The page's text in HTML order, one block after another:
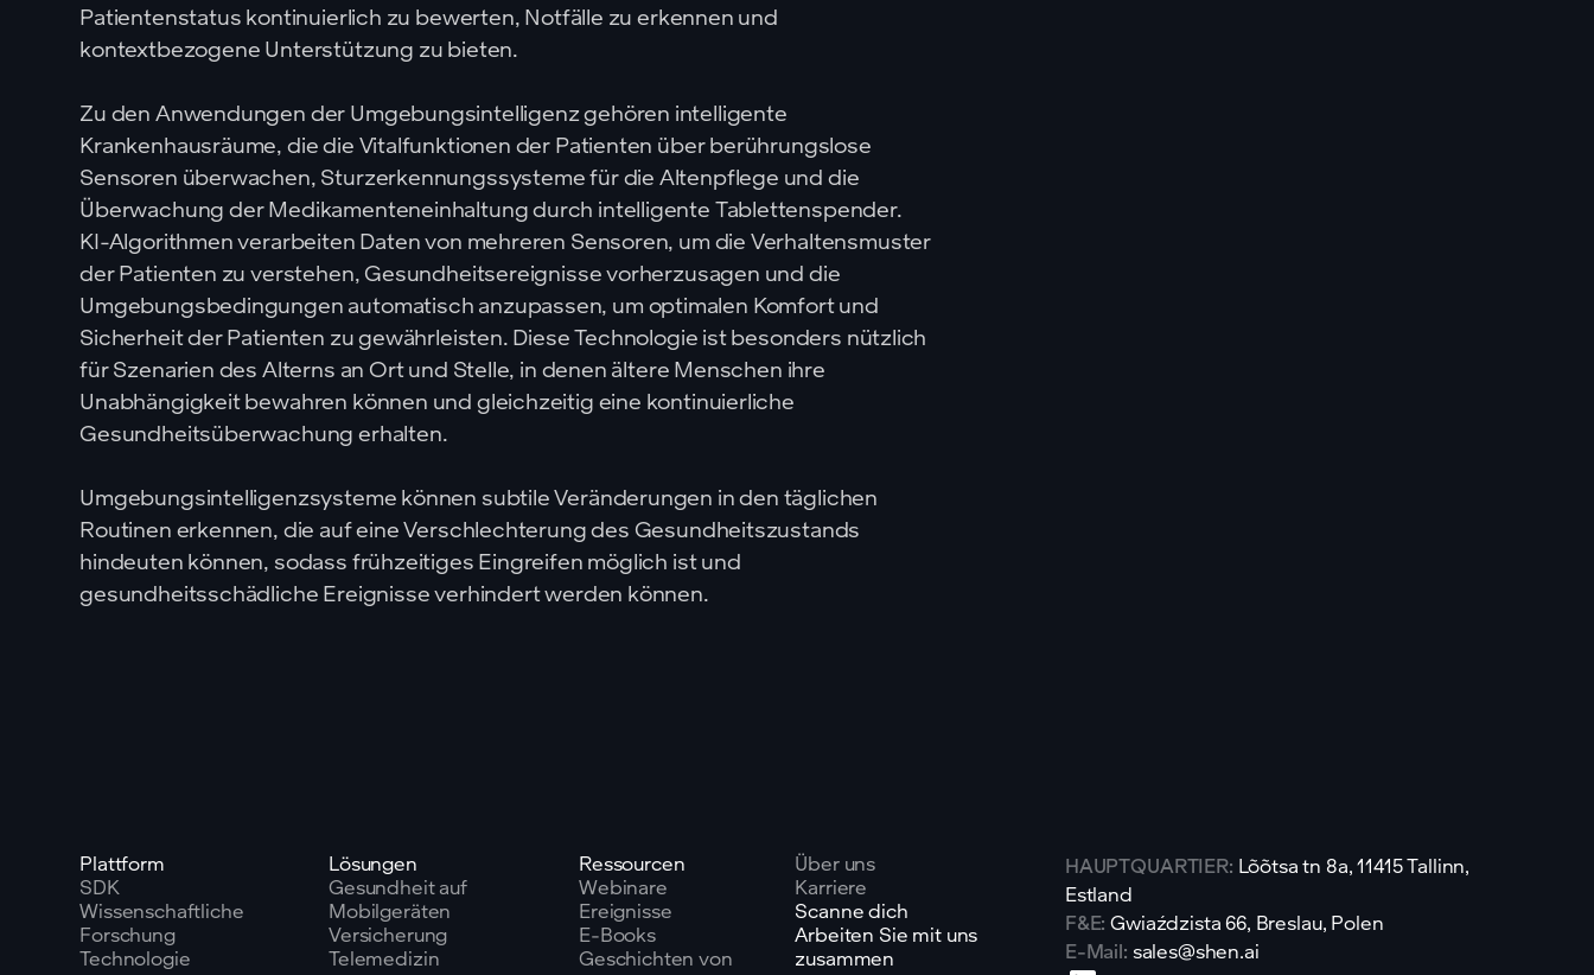
Patientenstatus kontinuierlich zu bewerten, Notfälle zu erkennen und
kontextbezogene Unterstützung zu bieten.
Zu den Anwendungen der Umgebungsintelligenz gehören intelligente
Krankenhausräume, die die Vitalfunktionen der Patienten über berührungslose
Sensoren überwachen, Sturzerkennungssysteme für die Altenpflege und die
Überwachung der Medikamenteneinhaltung durch intelligente Tablettenspender.
KI-Algorithmen verarbeiten Daten von mehreren Sensoren, um die Verhaltensmuster
der Patienten zu verstehen, Gesundheitsereignisse vorherzusagen und die
Umgebungsbedingungen automatisch anzupassen, um optimalen Komfort und
Sicherheit der Patienten zu gewährleisten. Diese Technologie ist besonders nützlich
für Szenarien des Alterns an Ort und Stelle, in denen ältere Menschen ihre
Unabhängigkeit bewahren können und gleichzeitig eine kontinuierliche
Gesundheitsüberwachung erhalten.
Umgebungsintelligenzsysteme können subtile Veränderungen in den täglichen
Routinen erkennen, die auf eine Verschlechterung des Gesundheitszustands
hindeuten können, sodass frühzeitiges Eingreifen möglich ist und
gesundheitsschädliche Ereignisse verhindert werden können.
Plattform
SDK
Wissenschaftliche
Forschung
Technologie
Lösungen
Gesundheit auf
Mobilgeräten
Versicherung
Telemedizin
Ressourcen
Webinare
Ereignisse
E-Books
Geschichten von
Über uns
Karriere
Scanne dich
Arbeiten Sie mit uns
zusammen
HAUPTQUARTIER: Lõõtsa tn 8a, 11415 Tallinn,
Estland
F&E: Gwiaździsta 66, Breslau, Polen
E-Mail: sales@shen.ai